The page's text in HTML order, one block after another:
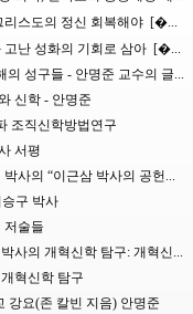
리스도의 정신 회복해야 [�...
고난 성화의 기회로 삼아 [�...
의 성구들 - 안명준 교수의 글...
신학 - 안명준
조직신학방법연구
서평
사의 “이근삼 박사의 공헌...
구 박사
저술들
사의 개혁신학 탐구: 개혁신...
혁신학 탐구
강요(존 칼빈 지음) 안명준